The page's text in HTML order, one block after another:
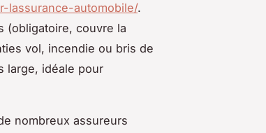
lassurance-automobile/.
(obligatoire, couvre la
vol, incendie ou bris de
large, idéale pour
nombreux assureurs